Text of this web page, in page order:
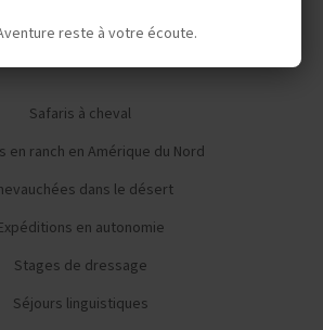
Safaris à cheval
en ranch en Amérique du Nord
dans le désert
en autonomie
Stages de dressage
Séjours linguistiques
reste à votre écoute.